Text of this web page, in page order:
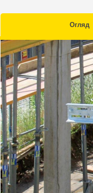
Огляд